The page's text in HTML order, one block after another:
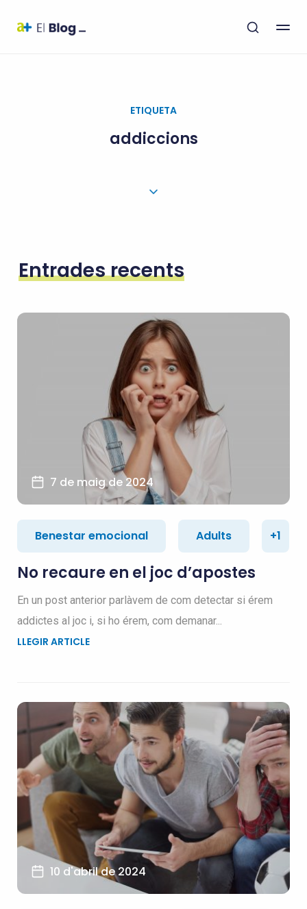
ETIQUETA
addiccions
Entrades recents
7 de maig de 2024
Benestar emocional Adults +1
No recaure en el joc d’apostes
En un post anterior parlàvem de com detectar si érem
addictes al joc i, si ho érem, com demanar...
LLEGIR ARTICLE
10 d'abril de 2024